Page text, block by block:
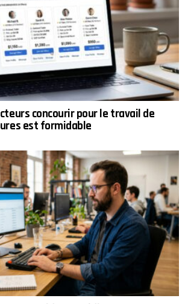
concourir pour le travail de
est formidable